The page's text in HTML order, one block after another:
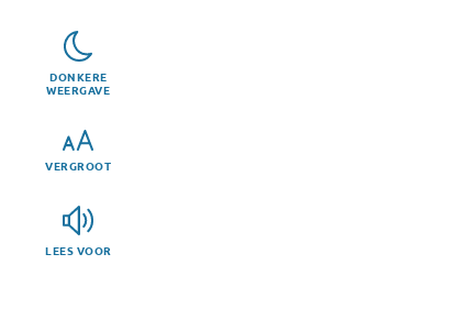
DONKERE
WEERGAVE
VERGROOT
LEES VOOR